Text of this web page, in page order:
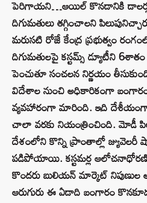
పెరిగాయని…ఆయిల్ కొనడానికి
దిగుమతులు తగ్గించాలని
మరుసటి రోజే కేంద్ర ప్రభుత్వం
దిగుమతులపై కస్టమ్స్ డ్యూటీని
పెంచుతూ సంచలన నిర్ణయం
విదేశాల నుంచి అధికారికంగా
వ్యవహారంగా మారింది. ఇది దేశీయంగా
చాలా వరకు నియంత్రించింది. మోడీ
దేశంలోని కొన్ని ప్రాంతాల్లో జ్యువెలరీ
పడిపోయాయి. కస్టమర్ల
కొందరు బులియన్ మార్కెట్
ఆరుగురు ఈ ఏడాది బంగారం